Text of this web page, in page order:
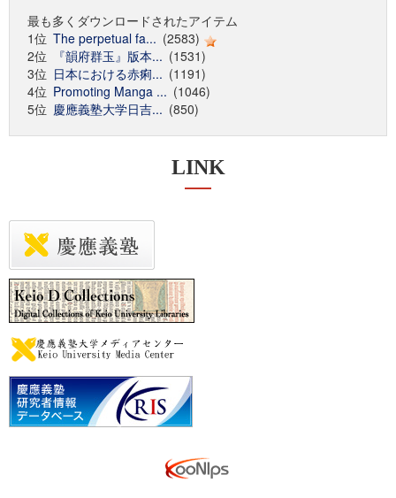
最も多くダウンロードされたアイテム
1位 The perpetual fa... (2583)
2位
『韻府群玉』版本... (1531)
3位 日本における赤痢... (1191)
4位 Promoting Manga ... (1046)
5位 慶應義塾大学日吉... (850)
LINK